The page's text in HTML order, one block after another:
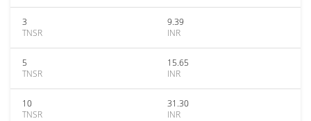
3
TNSR
9.39
INR
5
TNSR
15.65
INR
10
TNSR
31.30
INR